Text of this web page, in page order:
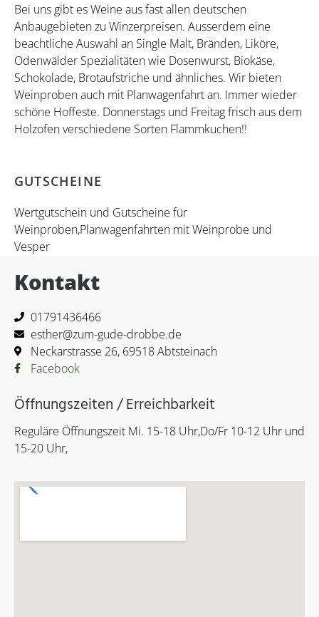
Bei uns gibt es Weine aus fast allen deutschen
Anbaugebieten zu Winzerpreisen. Ausserdem eine
beachtliche Auswahl an Single Malt, Bränden, Liköre,
Odenwälder Spezialitäten wie Dosenwurst, Biokäse,
Schokolade, Brotaufstriche und ähnliches. Wir bieten
Weinproben auch mit Planwagenfahrt an. Immer wieder
schöne Hoffeste. Donnerstags und Freitag frisch aus dem
Holzofen verschiedene Sorten Flammkuchen!!
GUTSCHEINE
Wertgutschein und Gutscheine für
Weinproben,Planwagenfahrten mit Weinprobe und
Vesper
Kontakt
01791436466
esther@zum-gude-drobbe.de
Neckarstrasse 26, 69518 Abtsteinach
Facebook
Öffnungszeiten / Erreichbarkeit
Reguläre Öffnungszeit Mi. 15-18 Uhr,Do/Fr 10-12 Uhr und
15-20 Uhr,